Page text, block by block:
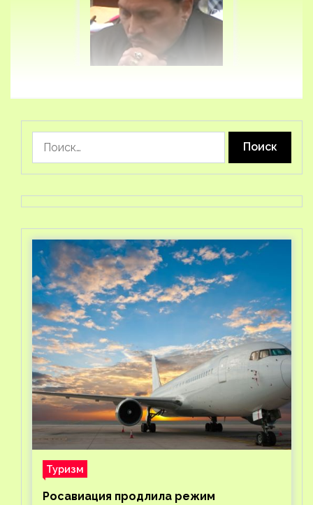
Туризм
Росавиация продлила режим